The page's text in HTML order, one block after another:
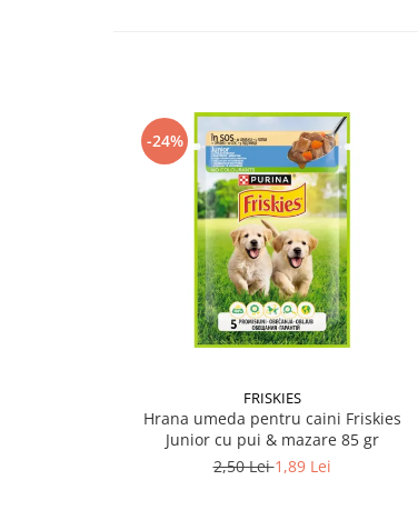
-24%
FRISKIES
Hrana umeda pentru caini Friskies
Junior cu pui & mazare 85 gr
2,50 Lei1,89 Lei